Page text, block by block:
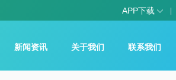
APP下载
新闻资讯 关于我们 联系我们